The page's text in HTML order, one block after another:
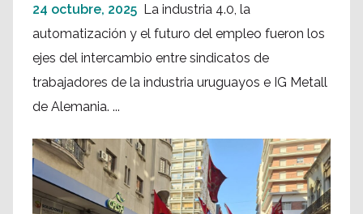
24 octubre, 2025 La industria 4.0, la
automatización y el futuro del empleo fueron los
ejes del intercambio entre sindicatos de
trabajadores de la industria uruguayos e IG Metall
de Alemania. ...